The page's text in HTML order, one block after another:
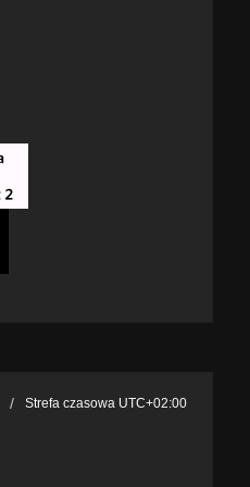
Strefa czasowa UTC+02:00